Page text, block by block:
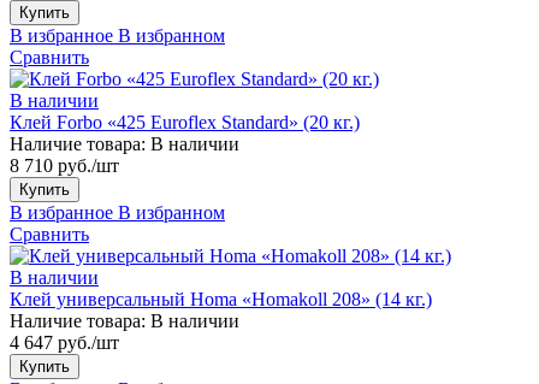
Купить
В избранное В избранном
Сравнить
В наличии
Клей Forbo «425 Euroflex Standard» (20 кг.)
Наличие товара: В наличии
8 710 руб./шт
Купить
В избранное В избранном
Сравнить
В наличии
Клей универсальный Homa «Homakoll 208» (14 кг.)
Наличие товара: В наличии
4 647 руб./шт
Купить